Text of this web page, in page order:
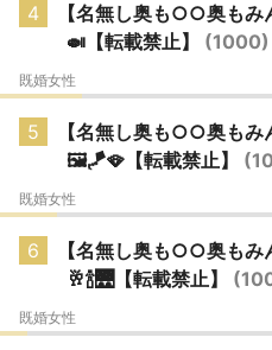
4
【名無し奥も○○奥もみ
🍛【転載禁止】 (1000)
既婚女性
5
【名無し奥も○○奥もみ
🖼️🪁🪭【転載禁止】
既婚女性
6
【名無し奥も○○奥もみ
🥂🍾🌉【転載禁止】
既婚女性